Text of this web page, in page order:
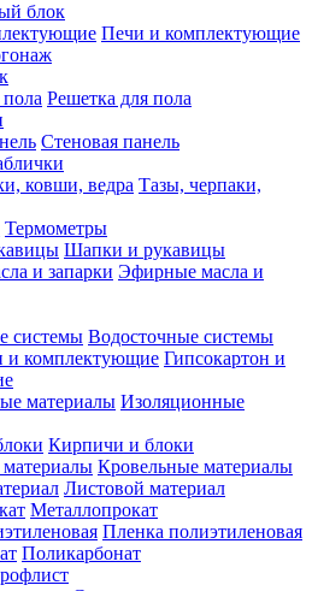
блок
Печи и комплектующие
Решетка для пола
Стеновая панель
Тазы, черпаки,
Термометры
Шапки и рукавицы
Эфирные масла и
Водосточные системы
Гипсокартон и
Изоляционные
Кирпичи и блоки
Кровельные материалы
Листовой материал
Металлопрокат
Пленка полиэтиленовая
Поликарбонат